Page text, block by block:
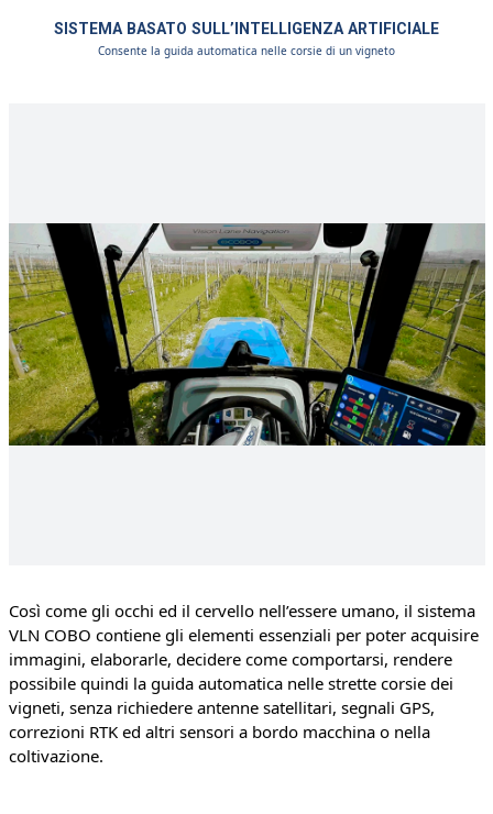
SISTEMA BASATO SULL’INTELLIGENZA ARTIFICIALE
Consente la guida automatica nelle corsie di un vigneto
Così come gli occhi ed il cervello nell’essere umano, il sistema
VLN COBO contiene gli elementi essenziali per poter acquisire
immagini, elaborarle, decidere come comportarsi, rendere
possibile quindi la guida automatica nelle strette corsie dei
vigneti, senza richiedere antenne satellitari, segnali GPS,
correzioni RTK ed altri sensori a bordo macchina o nella
coltivazione.